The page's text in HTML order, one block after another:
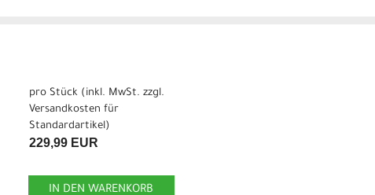
pro Stück (inkl. MwSt. zzgl.
Versandkosten für
Standardartikel)
229,99 EUR
IN DEN WARENKORB